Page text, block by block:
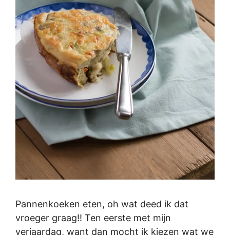
Pannenkoeken eten, oh wat deed ik dat
vroeger graag!! Ten eerste met mijn
verjaardag, want dan mocht ik kiezen wat we